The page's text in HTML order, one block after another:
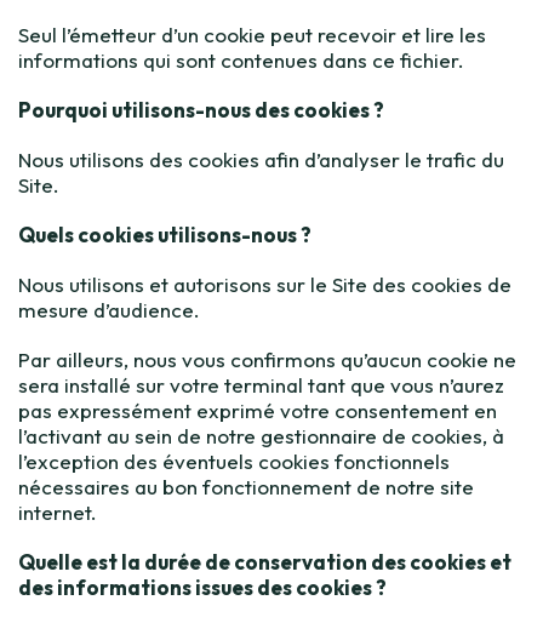
Seul l’émetteur d’un cookie peut recevoir et lire les
informations qui sont contenues dans ce fichier.
Pourquoi utilisons-nous des cookies ?
Nous utilisons des cookies afin d’analyser le trafic du
Site.
Quels cookies utilisons-nous ?
Nous utilisons et autorisons sur le Site des cookies de
mesure d’audience.
Par ailleurs, nous vous confirmons qu’aucun cookie ne
sera installé sur votre terminal tant que vous n’aurez
pas expressément exprimé votre consentement en
l’activant au sein de notre gestionnaire de cookies, à
l’exception des éventuels cookies fonctionnels
nécessaires au bon fonctionnement de notre site
internet.
Quelle est la durée de conservation des cookies et
des informations issues des cookies ?